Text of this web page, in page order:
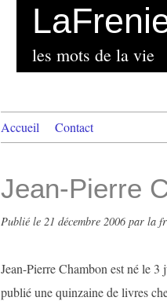
les mots de la vie
Accueil Contact
Jean-Pierre
Publié le 21 décembre 2006 par la
Jean-Pierre Chambon est né le
publié une quinzaine de livres